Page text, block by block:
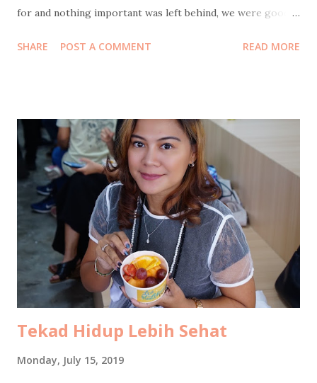
for and nothing important was left behind, we were good.
meant as the navigator of this journey, wasn’t half-asleep
needed to stop to do some office transfers, because work
apparently travels with you now. While he was busy, I took
Coffee Kenangan promo : buy two Toffee Nut Lattes , get
one Americano free. Perfect timing, because my mom had
specifically requested an Americano. Total damage: 50k.
Cheap joy is still joy. While my husband was still glued to
his phone, I dragged my mom to participate at Jasa Marga
survey . The prize? An umbrella. She was ridiculously happy
because, surpri...
SHARE POST A COMMENT READ MORE
Tekad Hidup Lebih Sehat
Monday, July 15, 2019